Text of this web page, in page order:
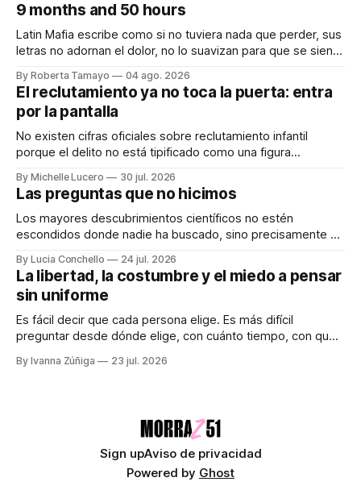
9 months and 50 hours
Latin Mafia escribe como si no tuviera nada que perder, sus
letras no adornan el dolor, no lo suavizan para que se sienta
Audiocolumna0:00/231.241× Hay proyectos que se
anuncian con meses de anticipación, con teasers
calculados, con campañas para crear expectativas
By Roberta Tamayo 04 ago. 2026
El reclutamiento ya no toca la puerta: entra
por la pantalla
No existen cifras oficiales sobre reclutamiento infantil
porque el delito no está tipificado como una figura
"hola". Así de simple, así de peligroso. Las recientes
desapariciones de adolescentes en Jalisco han vuelto a
encender una alerta que desde hace años
By Michelle Lucero 30 jul. 2026
Las preguntas que no hicimos
Los mayores descubrimientos científicos no estén
escondidos donde nadie ha buscado, sino precisamente en
explorados. Audiocolumna0:00/251.761× Lo femenino
como punto ciego en la ciencia La ciencia promete una
visión objetiva de la realidad. Creemos que avanza guiada
únicamente por la
By Lucia Conchello 24 jul. 2026
La libertad, la costumbre y el miedo a pensar
sin uniforme
Es fácil decir que cada persona elige. Es más difícil
preguntar desde dónde elige, con cuánto tiempo, con qué
Audiocolumna0:00/580.5121× "Free as a Bird" - The
By Ivanna Zúñiga 23 jul. 2026
Sign upAviso de privacidad
Powered by Ghost